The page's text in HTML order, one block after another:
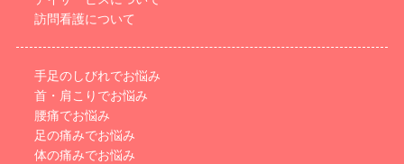
訪問看護について
手足のしびれでお悩み
首・肩こりでお悩み
腰痛でお悩み
足の痛みでお悩み
体の痛みでお悩み